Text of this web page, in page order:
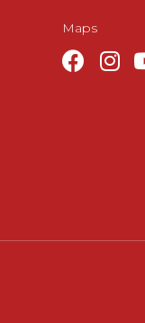
Maps